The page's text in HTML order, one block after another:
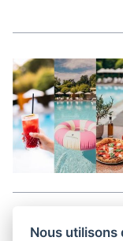
Nous utilisons